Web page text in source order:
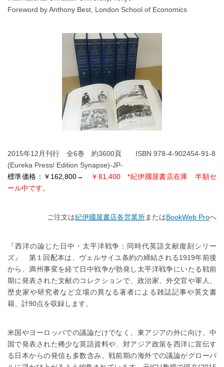
Foreword by Anthony Best, London School of Economics
2015年12月刊行 全6巻 約3600頁 ISBN 978-4-902454-91-8
(Eureka Press/ Edition Synapse)-JP-
標準価格： ￥162,800→
￥81,400 *紀伊國屋書店在庫 半額セ
ール中です。
ご注文は紀伊國屋書店各営業所またはBookWeb Proへ
『西洋の論じた日中・太平洋戦争：同時代英語文献復刻シリー
ズ』 第１回配本は、ヴェルサイユ条約の締結される1919年前後
から、満州事変を経て日中戦争が勃発し太平洋戦争にいたる戦前
期に発表された文献のコレクションで、政治家、外交官や軍人、
歴史家や研究者など立場の異なる著者による雑誌記事や英文書
籍、計90点を収録します。
米国やヨーロッパでの議論だけでなく、東アジアの外に向け、中
国で発表された稀少な英語資料や、対アジア政策を西洋に宣伝す
る日本からの発信も多数含み、戦前期の海外での議論がグローバ